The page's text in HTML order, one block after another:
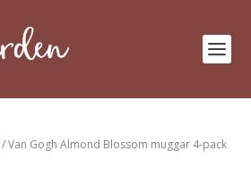
/ Van Gogh Almond Blossom muggar 4-pack